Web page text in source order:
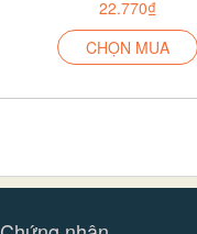
22.770₫
CHỌN MUA